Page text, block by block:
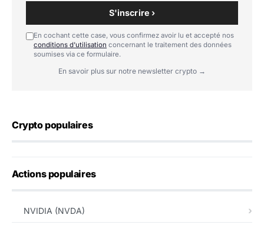
S'inscrire ›
En cochant cette case, vous confirmez avoir lu et accepté nos
conditions d'utilisation concernant le traitement des données
soumises via ce formulaire.
En savoir plus sur notre newsletter crypto →
Crypto populaires
Actions populaires
NVIDIA (NVDA)